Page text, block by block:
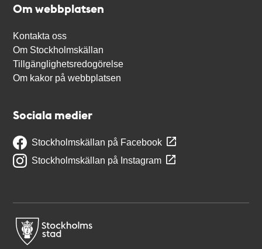
Om webbplatsen
Kontakta oss
Om Stockholmskällan
Tillgänglighetsredogörelse
Om kakor på webbplatsen
Sociala medier
Stockholmskällan på Facebook
Stockholmskällan på Instagram